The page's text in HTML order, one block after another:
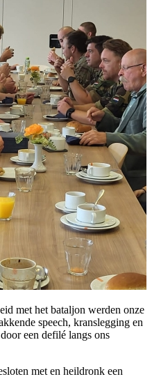
met het bataljon werden onze
speech, kranslegging en
een defilé langs ons
met en heildronk een